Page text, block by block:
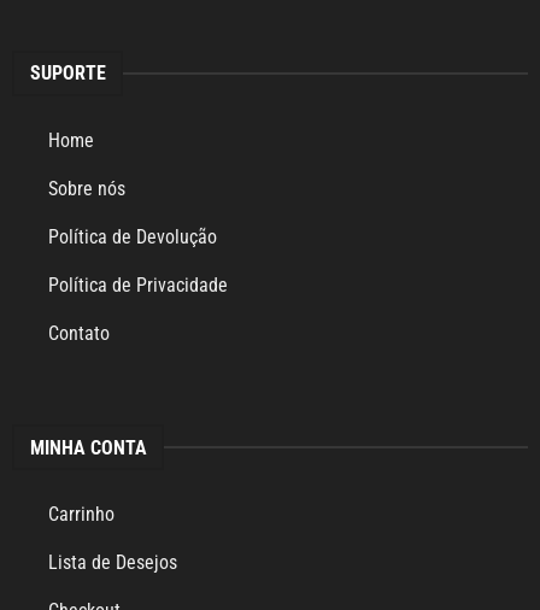
SUPORTE
Home
Sobre nós
Política de Devolução
Política de Privacidade
Contato
MINHA CONTA
Carrinho
Lista de Desejos